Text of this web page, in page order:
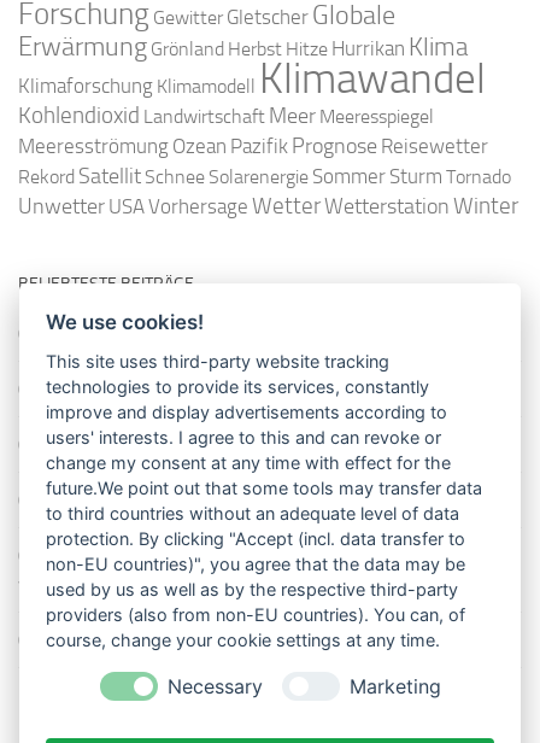
Forschung Gewitter Gletscher Globale
Erwärmung Grönland Herbst Hitze Hurrikan Klima
Klimaforschung Klimamodell Klimawandel
Kohlendioxid Landwirtschaft Meer Meeresspiegel
Meeresströmung Ozean Pazifik Prognose Reisewetter
Rekord Satellit Schnee Solarenergie Sommer Sturm Tornado
Unwetter USAVorhersage WetterWetterstationWinter
BELIEBTESTE BEITRÄGE
So misst man die Lufttemperatur richtig
Die richtige Wasserpumpe für den Garten
Das Wetter-Netzwerk WeatherCloud
So stellt man einen Regenmesser korrekt auf
11 Dinge über den Luftdruck, die Sie garantiert noch nicht alle
wussten
Blitzstatistik Europa: Wo gewittert es am meisten?
We use cookies!
This site uses third-party website tracking
technologies to provide its services, constantly
improve and display advertisements according to
users' interests. I agree to this and can revoke or
change my consent at any time with effect for the
future.We point out that some tools may transfer data
to third countries without an adequate level of data
protection. By clicking "Accept (incl. data transfer to
non-EU countries)", you agree that the data may be
used by us as well as by the respective third-party
providers (also from non-EU countries). You can, of
course, change your cookie settings at any time.
Necessary Marketing